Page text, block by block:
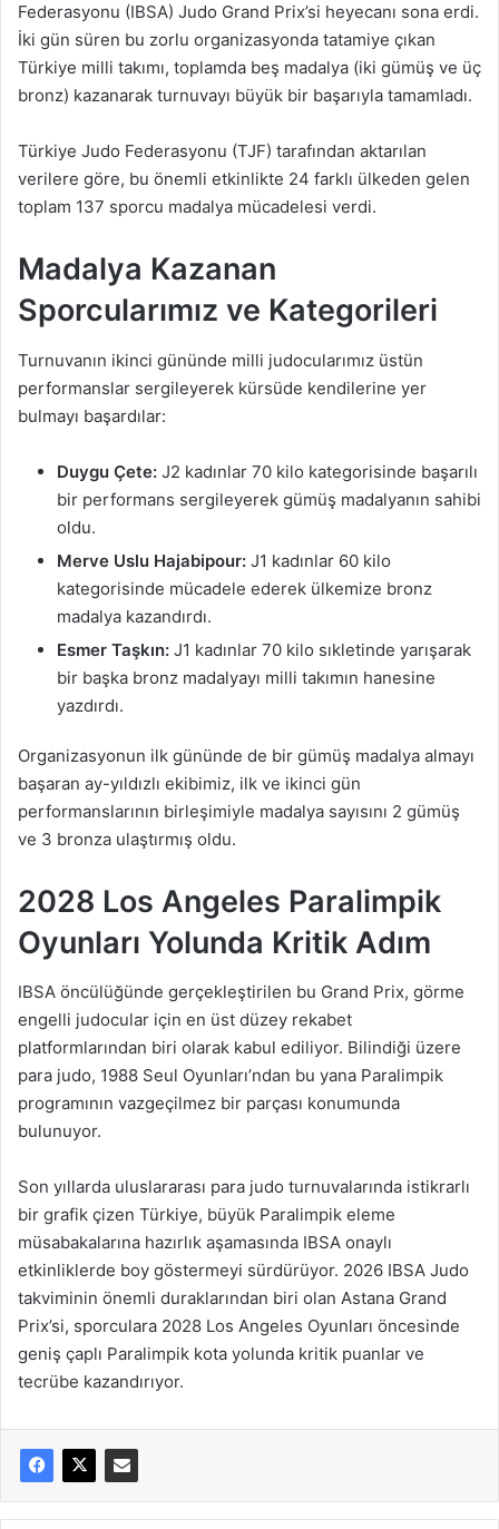
Federasyonu (IBSA) Judo Grand Prix’si heyecanı sona erdi.
İki gün süren bu zorlu organizasyonda tatamiye çıkan
Türkiye milli takımı, toplamda beş madalya (iki gümüş ve üç
bronz) kazanarak turnuvayı büyük bir başarıyla tamamladı.
Türkiye Judo Federasyonu (TJF) tarafından aktarılan
verilere göre, bu önemli etkinlikte 24 farklı ülkeden gelen
toplam 137 sporcu madalya mücadelesi verdi.
Madalya Kazanan
Sporcularımız ve Kategorileri
Turnuvanın ikinci gününde milli judocularımız üstün
performanslar sergileyerek kürsüde kendilerine yer
bulmayı başardılar:
Duygu Çete: J2 kadınlar 70 kilo kategorisinde başarılı
bir performans sergileyerek gümüş madalyanın sahibi
oldu.
Merve Uslu Hajabipour: J1 kadınlar 60 kilo
kategorisinde mücadele ederek ülkemize bronz
madalya kazandırdı.
Esmer Taşkın: J1 kadınlar 70 kilo sıkletinde yarışarak
bir başka bronz madalyayı milli takımın hanesine
yazdırdı.
Organizasyonun ilk gününde de bir gümüş madalya almayı
başaran ay-yıldızlı ekibimiz, ilk ve ikinci gün
performanslarının birleşimiyle madalya sayısını 2 gümüş
ve 3 bronza ulaştırmış oldu.
2028 Los Angeles Paralimpik
Oyunları Yolunda Kritik Adım
IBSA öncülüğünde gerçekleştirilen bu Grand Prix, görme
engelli judocular için en üst düzey rekabet
platformlarından biri olarak kabul ediliyor. Bilindiği üzere
para judo, 1988 Seul Oyunları’ndan bu yana Paralimpik
programının vazgeçilmez bir parçası konumunda
bulunuyor.
Son yıllarda uluslararası para judo turnuvalarında istikrarlı
bir grafik çizen Türkiye, büyük Paralimpik eleme
müsabakalarına hazırlık aşamasında IBSA onaylı
etkinliklerde boy göstermeyi sürdürüyor. 2026 IBSA Judo
takviminin önemli duraklarından biri olan Astana Grand
Prix’si, sporculara 2028 Los Angeles Oyunları öncesinde
geniş çaplı Paralimpik kota yolunda kritik puanlar ve
tecrübe kazandırıyor.